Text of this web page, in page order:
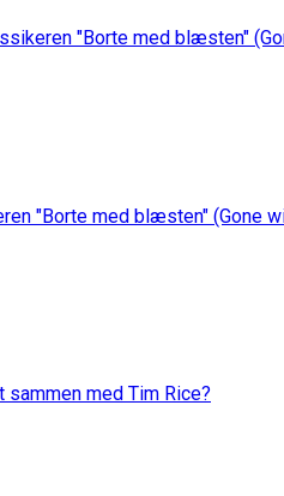
"Borte med blæsten"
"Borte med blæsten" (Gone
med Tim Rice?